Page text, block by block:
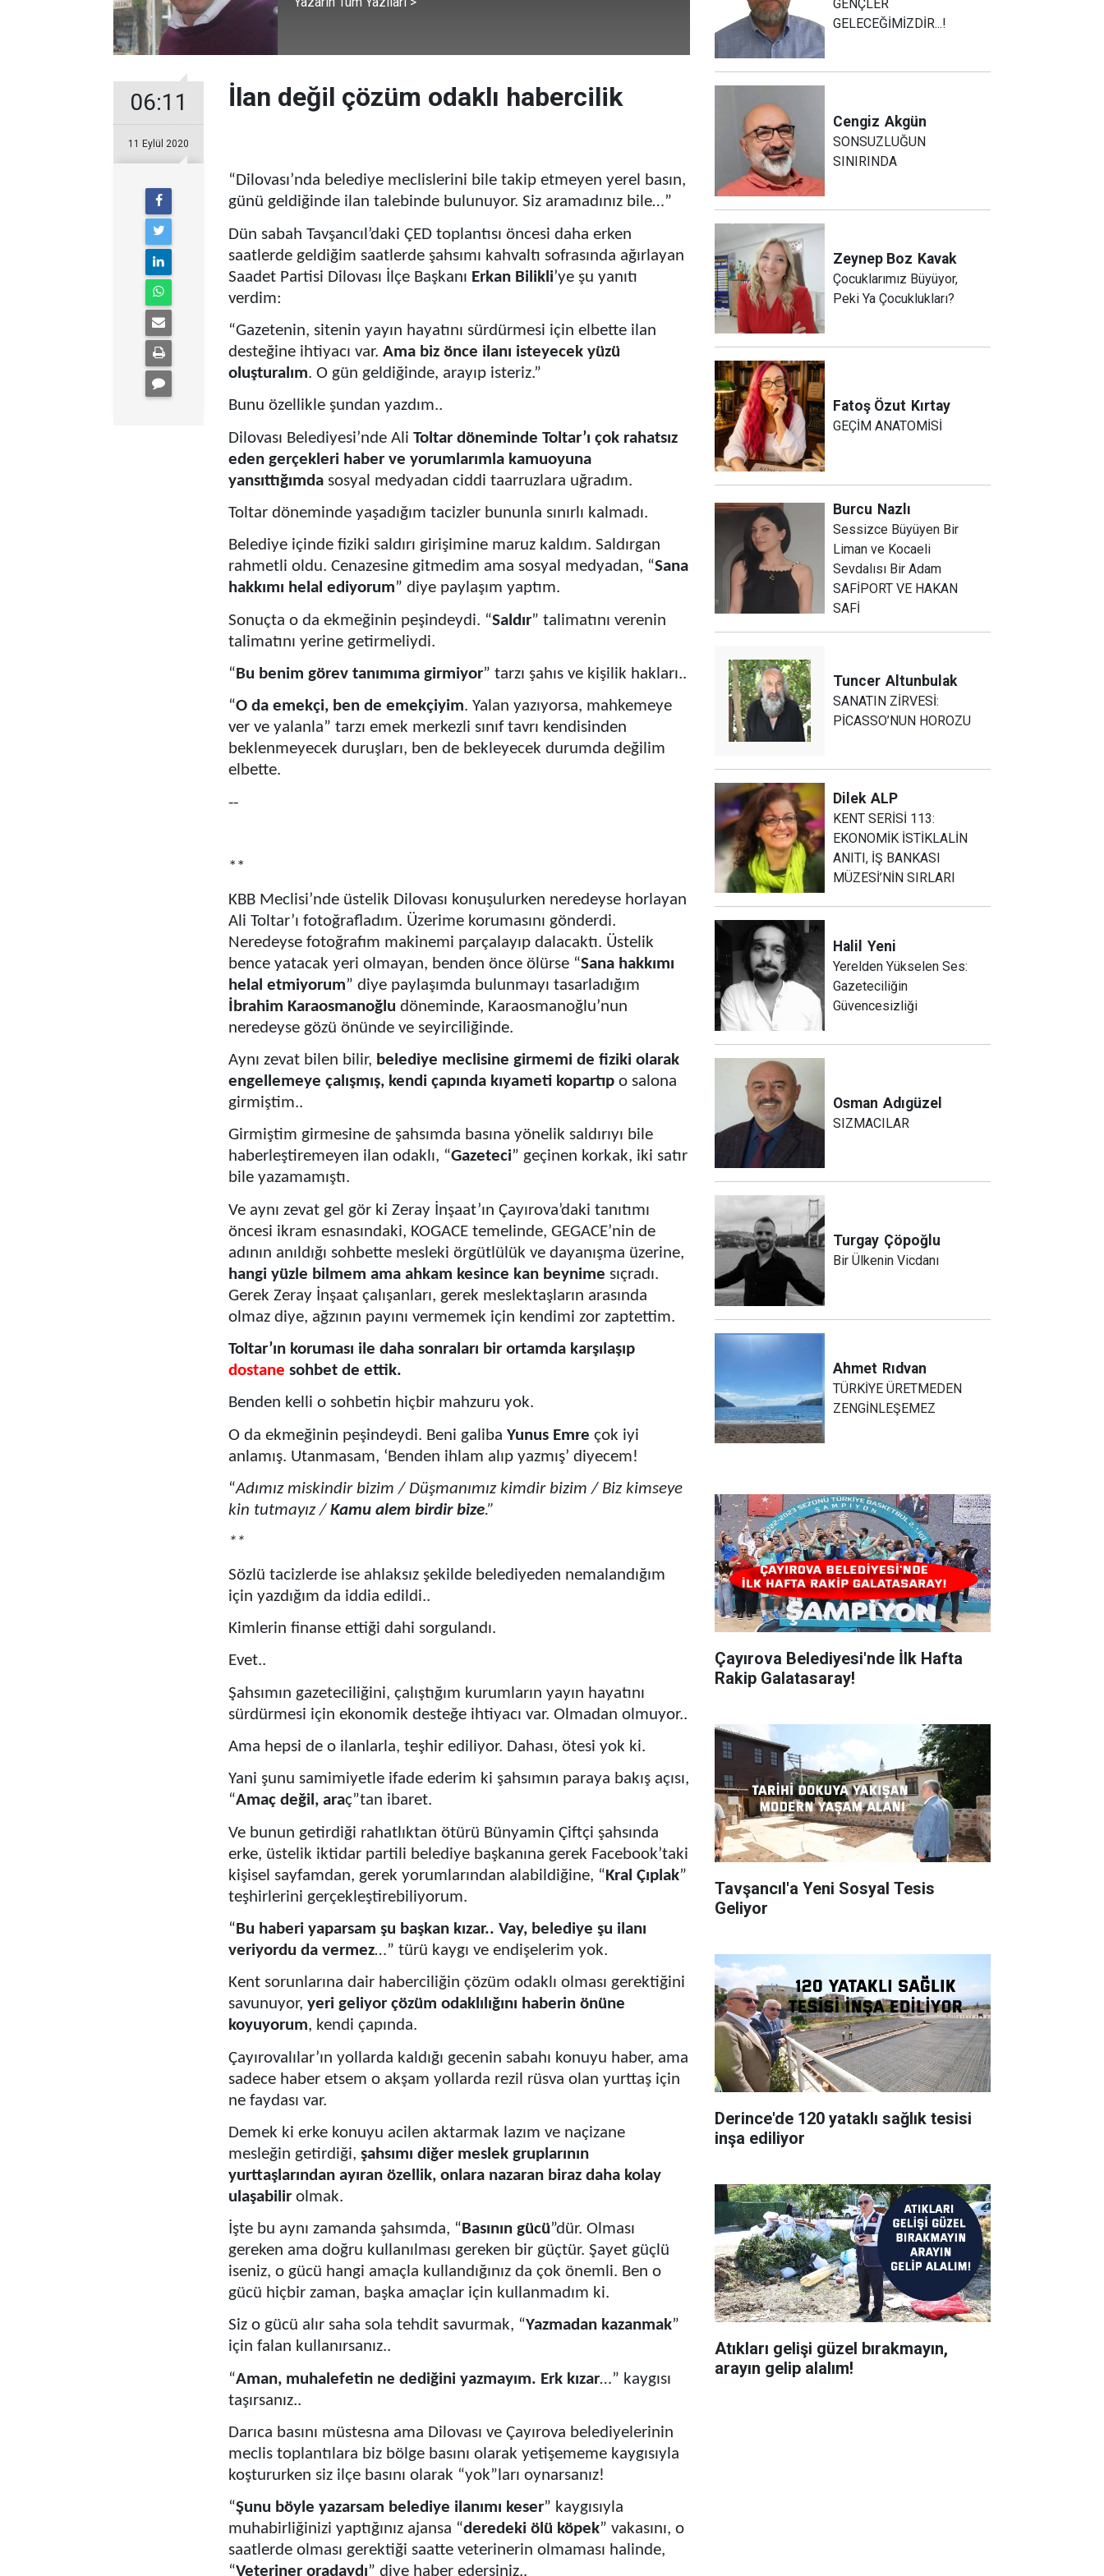
06:11
11 Eylül 2020
İlan değil çözüm odaklı habercilik
“Dilovası’nda belediye meclislerini bile takip etmeyen yerel basın,
günü geldiğinde ilan talebinde bulunuyor. Siz aramadınız bile…”
Dün sabah Tavşancıl’daki ÇED toplantısı öncesi daha erken
saatlerde geldiğim saatlerde şahsımı kahvaltı sofrasında ağırlayan
Saadet Partisi Dilovası İlçe Başkanı Erkan Bilikli’ye şu yanıtı
verdim:
“Gazetenin, sitenin yayın hayatını sürdürmesi için elbette ilan
desteğine ihtiyacı var. Ama biz önce ilanı isteyecek yüzü
oluşturalım. O gün geldiğinde, arayıp isteriz.”
Bunu özellikle şundan yazdım..
Dilovası Belediyesi’nde Ali Toltar döneminde Toltar’ı çok rahatsız
eden gerçekleri haber ve yorumlarımla kamuoyuna
yansıttığımda sosyal medyadan ciddi taarruzlara uğradım.
Toltar döneminde yaşadığım tacizler bununla sınırlı kalmadı.
Belediye içinde fiziki saldırı girişimine maruz kaldım. Saldırgan
rahmetli oldu. Cenazesine gitmedim ama sosyal medyadan, “Sana
hakkımı helal ediyorum” diye paylaşım yaptım.
Sonuçta o da ekmeğinin peşindeydi. “Saldır” talimatını verenin
talimatını yerine getirmeliydi.
“ Bu benim görev tanımıma girmiyor” tarzı şahıs ve kişilik hakları..
“O da emekçi, ben de emekçiyim. Yalan yazıyorsa, mahkemeye
ver ve yalanla” tarzı emek merkezli sınıf tavrı kendisinden
beklenmeyecek duruşları, ben de bekleyecek durumda değilim
elbette.
--
**
KBB Meclisi’nde üstelik Dilovası konuşulurken neredeyse horlayan
Ali Toltar’ı fotoğrafladım. Üzerime korumasını gönderdi.
Neredeyse fotoğrafım makinemi parçalayıp dalacaktı. Üstelik
bence yatacak yeri olmayan, benden önce ölürse “Sana hakkımı
helal etmiyorum” diye paylaşımda bulunmayı tasarladığım
İbrahim Karaosmanoğlu döneminde, Karaosmanoğlu’nun
neredeyse gözü önünde ve seyirciliğinde.
Aynı zevat bilen bilir, belediye meclisine girmemi de fiziki olarak
engellemeye çalışmış, kendi çapında kıyameti kopartıp o salona
girmiştim..
Girmiştim girmesine de şahsımda basına yönelik saldırıyı bile
haberleştiremeyen ilan odaklı, “Gazeteci” geçinen korkak, iki satır
bile yazamamıştı.
Ve aynı zevat gel gör ki Zeray İnşaat’ın Çayırova’daki tanıtımı
öncesi ikram esnasındaki, KOGACE temelinde, GEGACE’nin de
adının anıldığı sohbette mesleki örgütlülük ve dayanışma üzerine,
hangi yüzle bilmem ama ahkam kesince kan beynime sıçradı.
Gerek Zeray İnşaat çalışanları, gerek meslektaşların arasında
olmaz diye, ağzının payını vermemek için kendimi zor zaptettim.
Toltar’ın koruması ile daha sonraları bir ortamda karşılaşıp
dostane sohbet de ettik.
Benden kelli o sohbetin hiçbir mahzuru yok.
O da ekmeğinin peşindeydi. Beni galiba Yunus Emre çok iyi
anlamış. Utanmasam, ‘Benden ihlam alıp yazmış’ diyecem!
“Adımız miskindir bizim / Düşmanımız kimdir bizim / Biz kimseye
kin tutmayız /Kamu alem birdir bize.”
**
Sözlü tacizlerde ise ahlaksız şekilde belediyeden nemalandığım
için yazdığım da iddia edildi..
Kimlerin finanse ettiği dahi sorgulandı.
Evet..
Şahsımın gazeteciliğini, çalıştığım kurumların yayın hayatını
sürdürmesi için ekonomik desteğe ihtiyacı var. Olmadan olmuyor..
Ama hepsi de o ilanlarla, teşhir ediliyor. Dahası, ötesi yok ki.
Yani şunu samimiyetle ifade ederim ki şahsımın paraya bakış açısı,
“Amaç değil, araç”tan ibaret.
Ve bunun getirdiği rahatlıktan ötürü Bünyamin Çiftçi şahsında
erke, üstelik iktidar partili belediye başkanına gerek Facebook’taki
kişisel sayfamdan, gerek yorumlarından alabildiğine, “Kral Çıplak”
teşhirlerini gerçekleştirebiliyorum.
“Bu haberi yaparsam şu başkan kızar.. Vay, belediye şu ilanı
veriyordu da vermez…” türü kaygı ve endişelerim yok.
Kent sorunlarına dair haberciliğin çözüm odaklı olması gerektiğini
savunuyor, yeri geliyor çözüm odaklılığını haberin önüne
koyuyorum, kendi çapında.
Çayırovalılar’ın yollarda kaldığı gecenin sabahı konuyu haber, ama
sadece haber etsem o akşam yollarda rezil rüsva olan yurttaş için
ne faydası var.
Demek ki erke konuyu acilen aktarmak lazım ve naçizane
mesleğin getirdiği, şahsımı diğer meslek gruplarının
yurttaşlarından ayıran özellik, onlara nazaran biraz daha kolay
ulaşabilir olmak.
İşte bu aynı zamanda şahsımda, “ Basının gücü”dür. Olması
gereken ama doğru kullanılması gereken bir güçtür. Şayet güçlü
iseniz, o gücü hangi amaçla kullandığınız da çok önemli. Ben o
gücü hiçbir zaman, başka amaçlar için kullanmadım ki.
Siz o gücü alır saha sola tehdit savurmak, “Yazmadan kazanmak”
için falan kullanırsanız..
“Aman, muhalefetin ne dediğini yazmayım. Erk kızar…” kaygısı
taşırsanız..
Darıca basını müstesna ama Dilovası ve Çayırova belediyelerinin
meclis toplantılara biz bölge basını olarak yetişememe kaygısıyla
koştururken siz ilçe basını olarak “yok”ları oynarsanız!
“Şunu böyle yazarsam belediye ilanımı keser” kaygısıyla
muhabirliğinizi yaptığınız ajansa “deredeki ölü köpek” vakasını, o
saatlerde olması gerektiği saatte veterinerin olmaması halinde,
“Veteriner oradaydı” diye haber edersiniz..
GENÇLER
GELECEĞİMİZDİR...!
Cengiz Akgün
SONSUZLUĞUN
SINIRINDA
Zeynep Boz Kavak
Çocuklarımız Büyüyor,
Peki Ya Çocuklukları?
Fatoş Özut Kırtay
GEÇİM ANATOMİSİ
Burcu Nazlı
Sessizce Büyüyen Bir
Liman ve Kocaeli
Sevdalısı Bir Adam
SAFİPORT VE HAKAN
SAFİ
Tuncer Altunbulak
SANATIN ZİRVESİ:
PİCASSO’NUN HOROZU
Dilek ALP
KENT SERİSİ 113:
EKONOMİK İSTİKLALİN
ANITI, İŞ BANKASI
MÜZESİ’NİN SIRLARI
Halil Yeni
Yerelden Yükselen Ses:
Gazeteciliğin
Güvencesizliği
Osman Adıgüzel
SIZMACILAR
Turgay Çöpoğlu
Bir Ülkenin Vicdanı
Ahmet Rıdvan
TÜRKİYE ÜRETMEDEN
ZENGİNLEŞEMEZ
Çayırova Belediyesi'nde İlk Hafta
Rakip Galatasaray!
Tavşancıl'a Yeni Sosyal Tesis
Geliyor
Derince'de 120 yataklı sağlık tesisi
inşa ediliyor
Atıkları gelişi güzel bırakmayın,
arayın gelip alalım!